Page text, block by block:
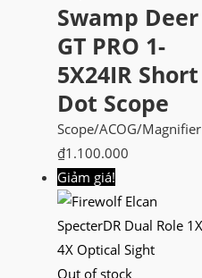
Swamp Deer
GT PRO 1-
5X24IR Short
Dot Scope
Scope/ACOG/Magnifier
₫1.100.000
Giảm giá!
Out of stock